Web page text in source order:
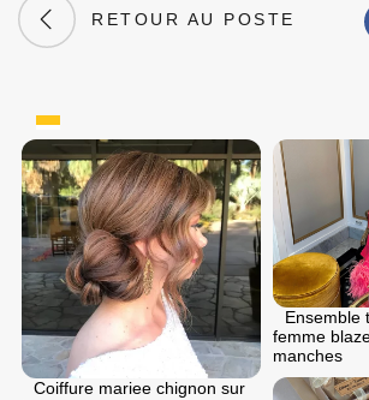
RETOUR AU POSTE
Coiffure mariee chignon sur
Ensemble
femme
manches